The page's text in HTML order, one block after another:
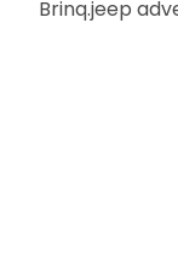
Brinq.jeep